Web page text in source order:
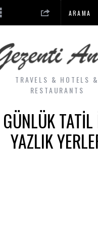
TRAVELS & HOTELS &
RESTAURANTS
YAZLIK